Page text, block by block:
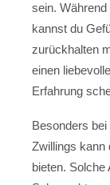
sein. Während
kannst du
zurückhalten
einen
Erfahrung
Besonders
Zwillings kann
bieten. Solche